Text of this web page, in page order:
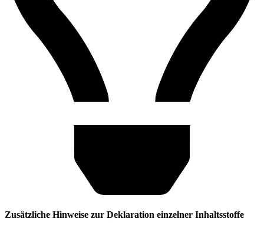
Zusätzliche Hinweise zur Deklaration einzelner Inhaltsstoffe